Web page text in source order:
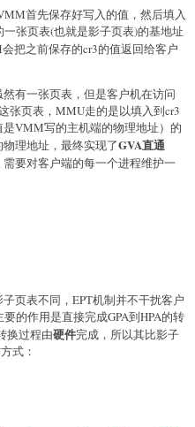
首先保存好写入的值，然后填入
张页表(也就是影子页表)的基地址
把之前保存的cr3的值返回给客户
有一张页表，但是客户机在访问
张页表，MMU走的是以填入到cr3
VMM写的主机端的物理地址）的
理地址，最终实现了GVA直通
要对客户端的每一个进程维护一
页表不同，EPT机制并不干扰客户
的作用是直接完成GPA到HPA的转
换过程由硬件完成，所以其比影子
式：